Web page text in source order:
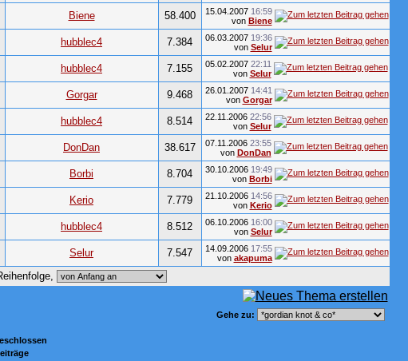
Biene 58.400 15.04.2007 16:59
von Biene
hubblec4 7.384 06.03.2007 19:36
von Selur
hubblec4 7.155 05.02.2007 22:11
von Selur
Gorgar 9.468 26.01.2007 14:41
von Gorgar
hubblec4 8.514 22.11.2006 22:56
von Selur
DonDan 38.617 07.11.2006 23:55
von DonDan
Borbi 8.704 30.10.2006 19:49
von Borbi
Kerio 7.779 21.10.2006 14:56
von Kerio
hubblec4 8.512 06.10.2006 16:00
von Selur
Selur 7.547 14.09.2006 17:55
von akapuma
Gehe zu: